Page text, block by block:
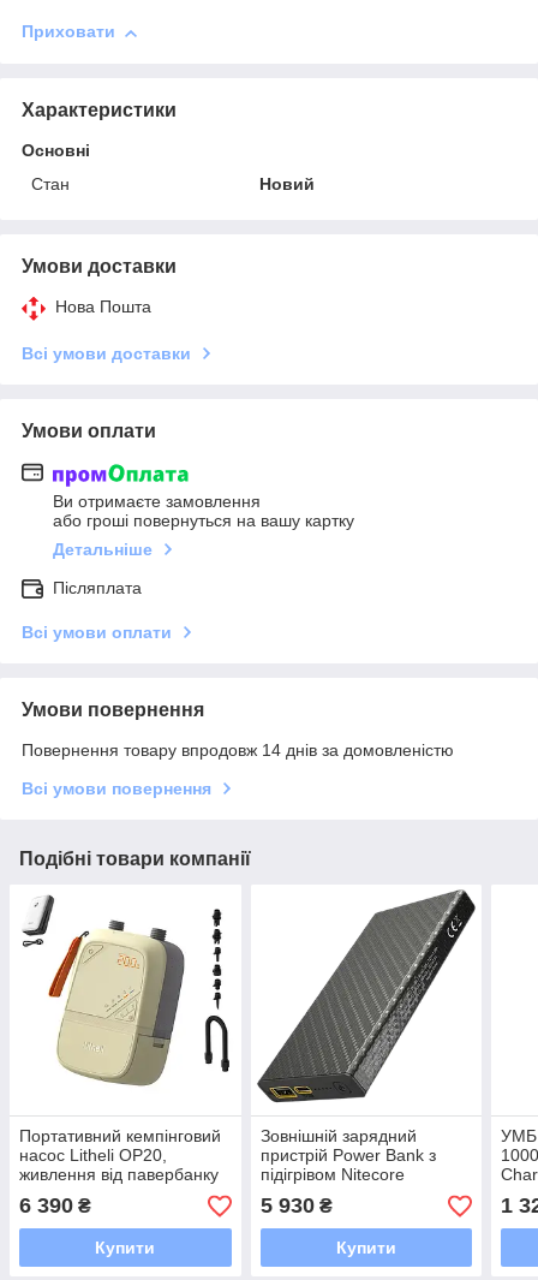
Приховати
Характеристики
Основні
Стан
Новий
Умови доставки
Нова Пошта
Всі умови доставки
Умови оплати
Ви отримаєте замовлення
або гроші повернуться на вашу картку
Детальніше
Післяплата
Всі умови оплати
Умови повернення
Повернення товару впродовж 14 днів за домовленістю
Всі умови повернення
Подібні товари компанії
Портативний кемпінговий
насос Litheli OP20,
живлення від павербанку
(УМБ Litheli Power Bank
12500 mAh, 45 W, 2,5 А в
комплекті)
6 390 ₴
Купити
Зовнішній зарядний
пристрій Power Bank з
підігрівом Nitecore
SUMMIT 10000 (38.5W QC
3.0 10000mAh)
5 930₴
Купити
УМБ
1